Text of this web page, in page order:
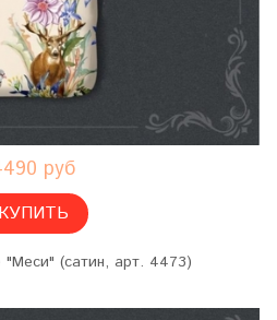
руб
КУПИТЬ
"Меси" (сатин, арт. 4473)